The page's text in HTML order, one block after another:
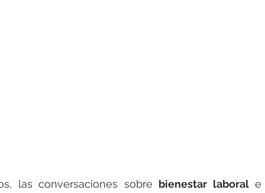
las conversaciones sobre bienestar laboral